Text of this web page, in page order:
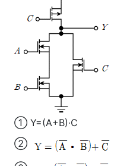
① Y=(A+B)∙C
②